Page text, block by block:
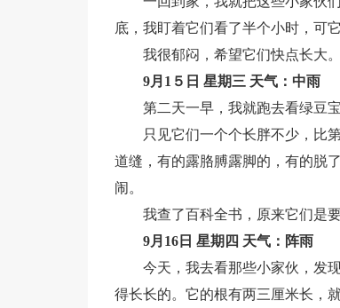
底，我盯着它们看了半个小时，可
我很郁闷，希望它们快点长大。
9月1５日 星期三 天气：中雨
第二天一早，我就跑去看绿豆宝
只见它们一个个长胖不少，比
道缝，有的露胳膊露脚的，有的脱
闹。
我查了百科全书，原来它们是
9月16日 星期四 天气：阵雨
今天，我去看那些小家伙，发
得长长的。它的根有两三厘米长，